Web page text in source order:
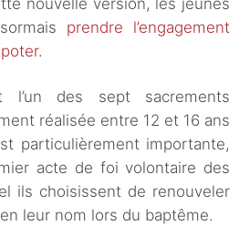
nouvelle version, les jeunes
prendre l’engagement
.
l’un des sept sacrements
réalisée entre 12 et 16 ans
particulièrement importante,
acte de foi volontaire des
ils choisissent de renouveler
leur nom lors du baptême.